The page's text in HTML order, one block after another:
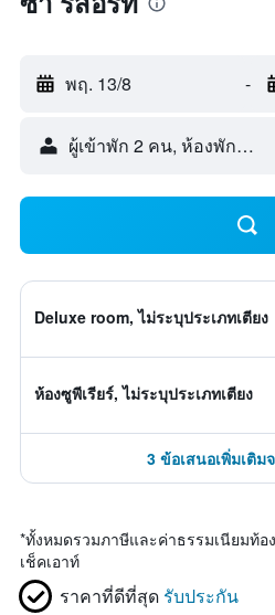
พฤ. 13/8 -
ผู้เข้าพัก 2 คน, ห้องพัก 1 ห้อง
Deluxe room, ไม่ระบุประเภทเตียง
ห้องซูพีเรียร์, ไม่ระบุประเภทเตียง
3 ข้อเสนอเพิ่มเติม
*ทั้งหมดรวมภาษีและค่าธรรมเนียมท้
เช็คเอาท์
ราคาที่ดีที่สุด รับประกัน